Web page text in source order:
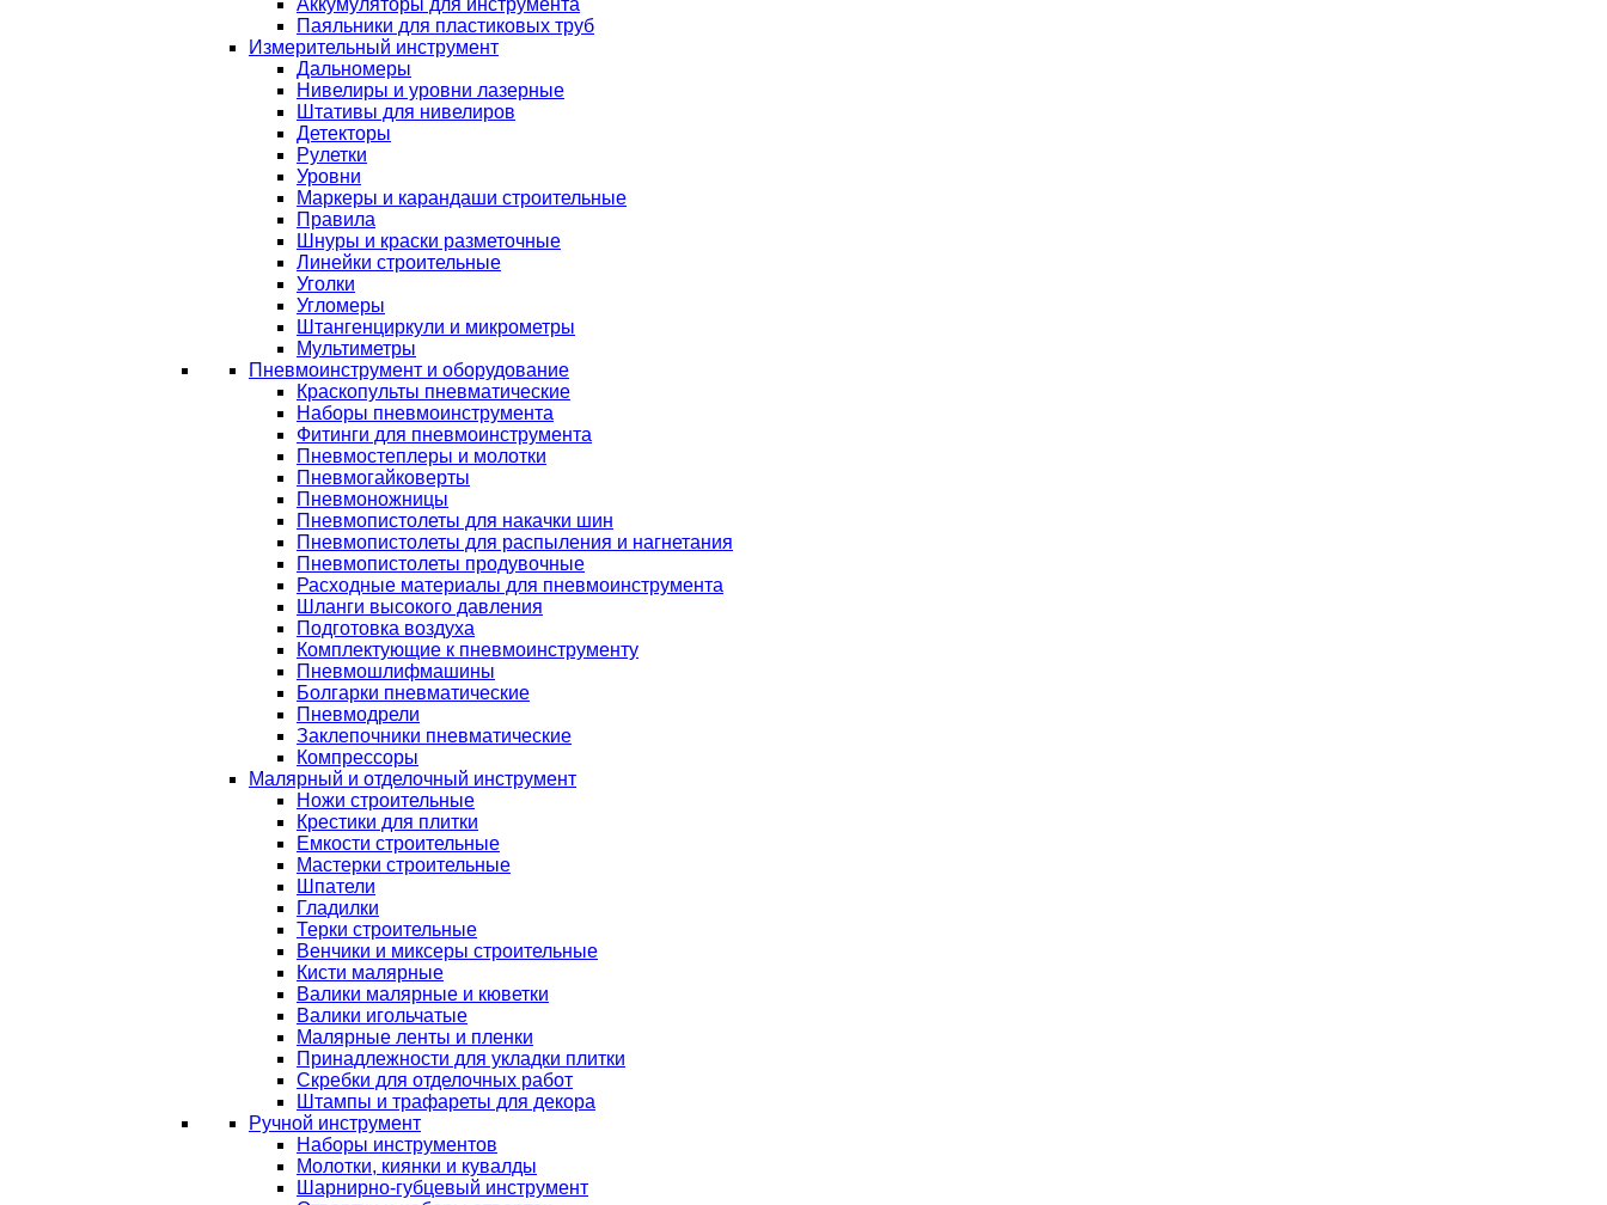
Аккумуляторы для инструмента
Паяльники для пластиковых труб
Измерительный инструмент
Дальномеры
Нивелиры и уровни лазерные
Штативы для нивелиров
Детекторы
Рулетки
Уровни
Маркеры и карандаши строительные
Правила
Шнуры и краски разметочные
Линейки строительные
Уголки
Угломеры
Штангенциркули и микрометры
Мультиметры
Пневмоинструмент и оборудование
Краскопульты пневматические
Наборы пневмоинструмента
Фитинги для пневмоинструмента
Пневмостеплеры и молотки
Пневмогайковерты
Пневмоножницы
Пневмопистолеты для накачки шин
Пневмопистолеты для распыления и нагнетания
Пневмопистолеты продувочные
Расходные материалы для пневмоинструмента
Шланги высокого давления
Подготовка воздуха
Комплектующие к пневмоинструменту
Пневмошлифмашины
Болгарки пневматические
Пневмодрели
Заклепочники пневматические
Компрессоры
Малярный и отделочный инструмент
Ножи строительные
Крестики для плитки
Емкости строительные
Мастерки строительные
Шпатели
Гладилки
Терки строительные
Венчики и миксеры строительные
Кисти малярные
Валики малярные и кюветки
Валики игольчатые
Малярные ленты и пленки
Принадлежности для укладки плитки
Скребки для отделочных работ
Штампы и трафареты для декора
Ручной инструмент
Наборы инструментов
Молотки, киянки и кувалды
Шарнирно-губцевый инструмент